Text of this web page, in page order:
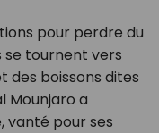
pour perdre du
se tournent vers
des boissons dites
Mounjaro a
vanté pour ses